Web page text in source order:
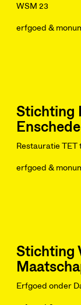
WSM 23
erfgoed &
Stichting
Restauratie TET
erfgoed &
Stichting
Erfgoed onder